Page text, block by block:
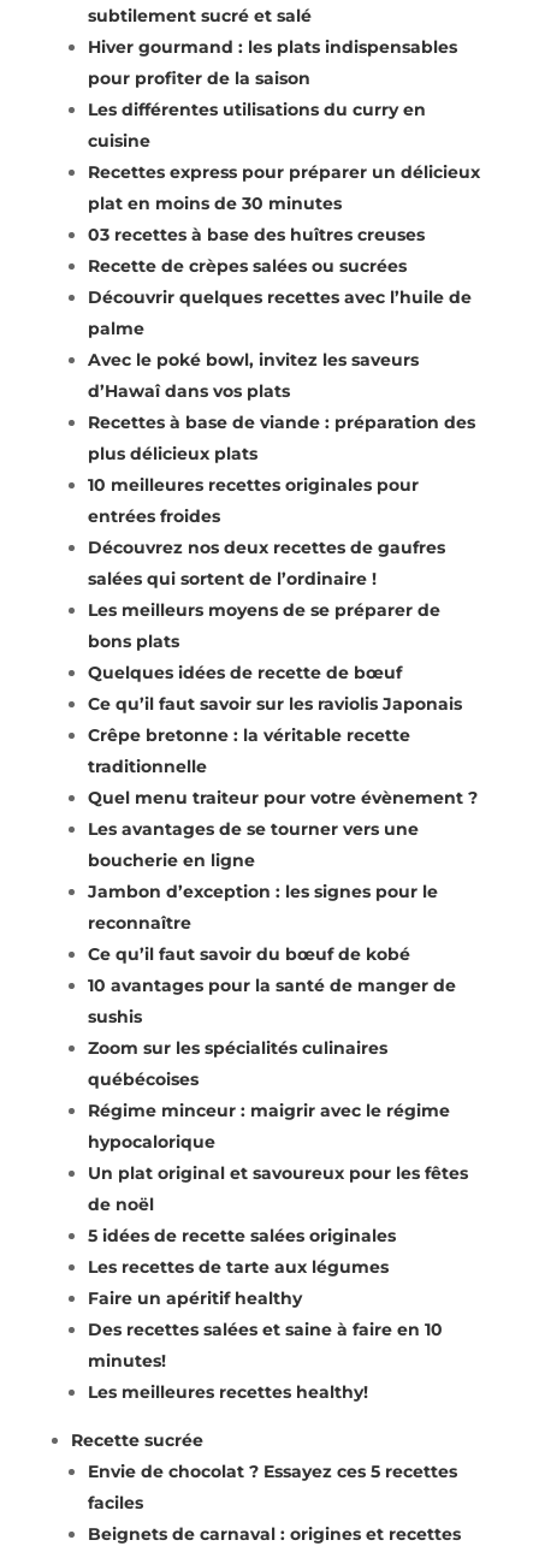
subtilement sucré et salé
Hiver gourmand : les plats indispensables
pour profiter de la saison
Les différentes utilisations du curry en
cuisine
Recettes express pour préparer un délicieux
plat en moins de 30 minutes
03 recettes à base des huîtres creuses
Recette de crèpes salées ou sucrées
Découvrir quelques recettes avec l’huile de
palme
Avec le poké bowl, invitez les saveurs
d’Hawaî dans vos plats
Recettes à base de viande : préparation des
plus délicieux plats
10 meilleures recettes originales pour
entrées froides
Découvrez nos deux recettes de gaufres
salées qui sortent de l’ordinaire !
Les meilleurs moyens de se préparer de
bons plats
Quelques idées de recette de bœuf
Ce qu’il faut savoir sur les raviolis Japonais
Crêpe bretonne : la véritable recette
traditionnelle
Quel menu traiteur pour votre évènement ?
Les avantages de se tourner vers une
boucherie en ligne
Jambon d’exception : les signes pour le
reconnaître
Ce qu’il faut savoir du bœuf de kobé
10 avantages pour la santé de manger de
sushis
Zoom sur les spécialités culinaires
québécoises
Régime minceur : maigrir avec le régime
hypocalorique
Un plat original et savoureux pour les fêtes
de noël
5 idées de recette salées originales
Les recettes de tarte aux légumes
Faire un apéritif healthy
Des recettes salées et saine à faire en 10
minutes!
Les meilleures recettes healthy!
Recette sucrée
Envie de chocolat ? Essayez ces 5 recettes
faciles
Beignets de carnaval : origines et recettes